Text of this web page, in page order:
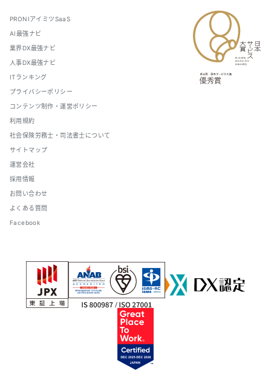
PRONIアイミツSaaS
AI最強ナビ
業界DX最強ナビ
人事DX最強ナビ
ITランキング
プライバシーポリシー
コンテンツ制作・運営ポリシー
利用規約
社会保険労務士・司法書士について
サイトマップ
運営会社
採用情報
お問い合わせ
よくある質問
Facebook